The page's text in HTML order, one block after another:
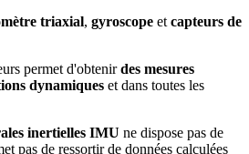
triaxial, gyroscope et capteurs de
permet d'obtenirdes mesures
dynamiques et dans toutes les
inertielles IMU ne dispose pas de
pas de ressortir de données calculées